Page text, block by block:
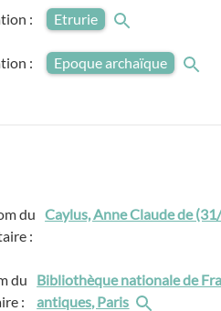
: Etrurie
: Epoque archaïque
du
:
Caylus, Anne Claude de
du
:
Bibliothèque nationale de
antiques, Paris